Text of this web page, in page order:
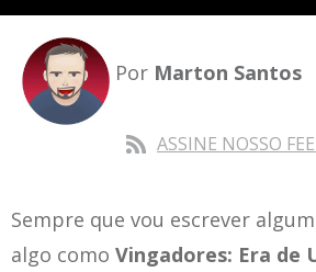
Por Marton Santos
ASSINE NOSSO
Sempre que vou escrever
algo como Vingadores: Era de